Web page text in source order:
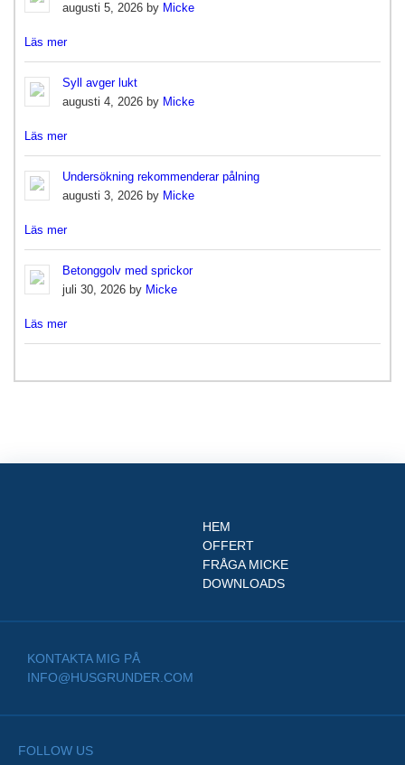
augusti 5, 2026 by Micke
Läs mer
Syll avger lukt
augusti 4, 2026 by Micke
Läs mer
Undersökning rekommenderar pålning
augusti 3, 2026 by Micke
Läs mer
Betonggolv med sprickor
juli 30, 2026 by Micke
Läs mer
HEM
OFFERT
FRÅGA MICKE
DOWNLOADS
KONTAKTA MIG PÅ
INFO@HUSGRUNDER.COM
FOLLOW US